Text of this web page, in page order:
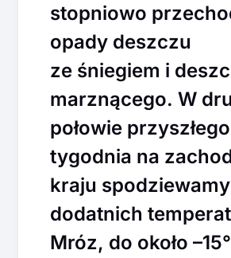
stopniowo
opady deszczu
ze śniegiem i
marznącego. W
połowie przyszłego
tygodnia na
kraju
dodatnich
Mróz, do około